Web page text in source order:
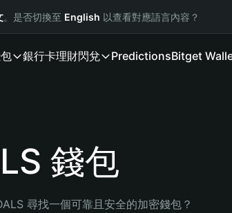
。是否切換至 English 以查看對應語言內容？
銀行卡理財閃兌 PredictionsBitget
錢包
尋找一個可靠且安全的加密錢包？